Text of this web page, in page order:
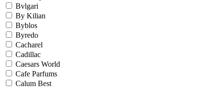
Bvlgari
By Kilian
Byblos
Byredo
Cacharel
Cadillac
Caesars World
Cafe Parfums
Calum Best